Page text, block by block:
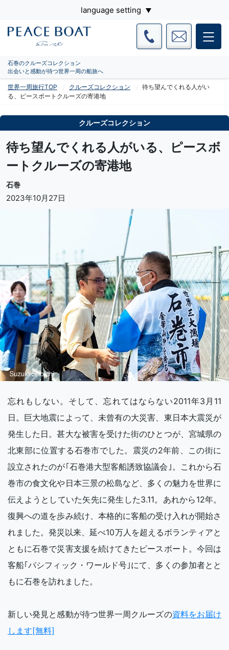
language setting
石巻のクルーズコレクション
出会いと感動が待つ世界一周の船旅へ
世界一周旅行TOP クルーズコレクション
待ち望んでくれる人がい
る、ピースボートクルーズの寄港地
クルーズコレクション
待ち望んでくれる人がいる、ピースボ
ートクルーズの寄港地
石巻
2023年10月27日
忘れもしない。そして、忘れてはならない2011年3月11
日。巨大地震によって、未曾有の大災害、東日本大震災が
発生した日。甚大な被害を受けた街のひとつが、宮城県の
北東部に位置する石巻市でした。震災の2年前、この街に
設立されたのが｢石巻港大型客船誘致協議会｣。これから石
巻市の食文化や日本三景の松島など、多くの魅力を世界に
伝えようとしていた矢先に発生した3.11。あれから12年。
復興への道を歩み続け、本格的に客船の受け入れが開始さ
れました。発災以来、延べ10万人を超えるボランティアと
ともに石巻で災害支援を続けてきたピースボート。今回は
客船｢パシフィック・ワールド号｣にて、多くの参加者とと
もに石巻を訪れました。
新しい発見と感動が待つ世界一周クルーズの資料をお届け
します[無料]